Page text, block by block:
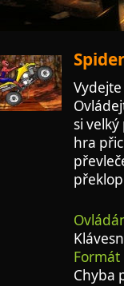
si
hra
Chyba